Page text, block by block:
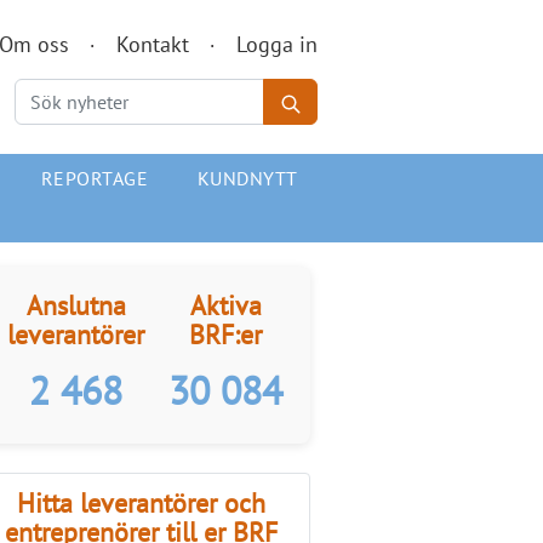
Om oss Kontakt Logga in
REPORTAGE
KUNDNYTT
Anslutna
leverantörer
2 468
Aktiva
BRF:er
30 084
Hitta leverantörer och
entreprenörer till er BRF